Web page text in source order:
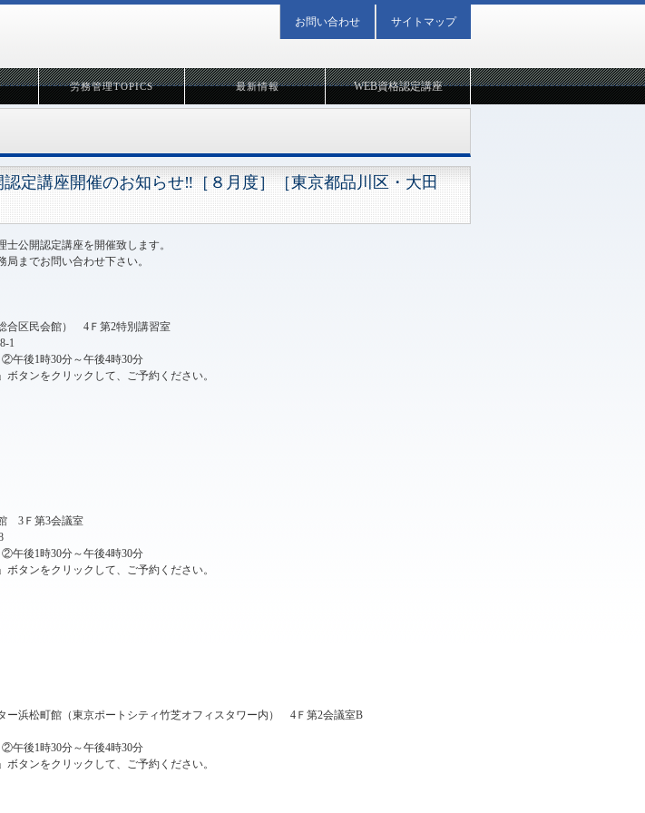
労務管理TOPICS 最新情報
定講座開催のお知らせ‼［８月度］［東京都品川区・大田
公開認定講座を開催致します。
までお問い合わせ下さい。
合区民会館） 4Ｆ第2特別講習室
1
後1時30分～午後4時30分
タンをクリックして、ご予約ください。
3Ｆ第3会議室
後1時30分～午後4時30分
タンをクリックして、ご予約ください。
ー浜松町館（東京ポートシティ竹芝オフィスタワー内） 4Ｆ第2会議室B
後1時30分～午後4時30分
タンをクリックして、ご予約ください。
WEB資格認定講座
お問い合わせ サイトマップ